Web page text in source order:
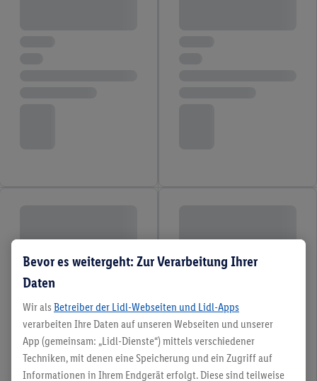
Bevor es weitergeht: Zur Verarbeitung Ihrer
Daten
Wir als Betreiber der Lidl-Webseiten und Lidl-Apps
verarbeiten Ihre Daten auf unseren Webseiten und unserer
App (gemeinsam: „Lidl-Dienste“) mittels verschiedener
Techniken, mit denen eine Speicherung und ein Zugriff auf
Informationen in Ihrem Endgerät erfolgt. Diese sind teilweise